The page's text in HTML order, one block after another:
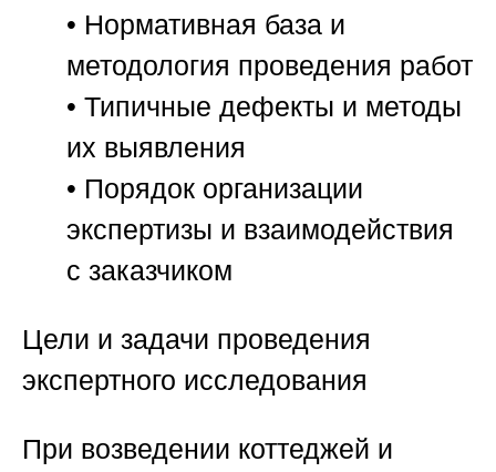
• Нормативная база и
методология проведения работ
• Типичные дефекты и методы
их выявления
• Порядок организации
экспертизы и взаимодействия
с заказчиком
Цели и задачи проведения
экспертного исследования
При возведении коттеджей и